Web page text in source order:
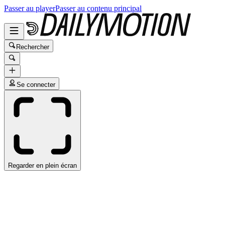
Passer au playerPasser au contenu principal
Rechercher
Se connecter
Regarder en plein écran